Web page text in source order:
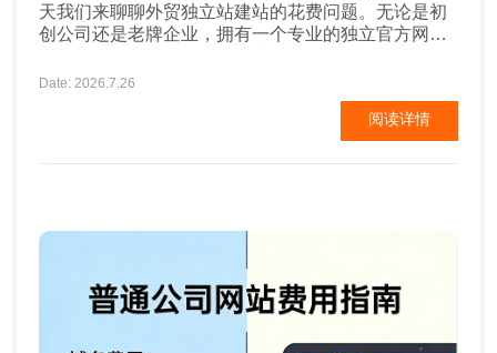
天我们来聊聊外贸独立站建站的花费问题。无论是初
创公司还是老牌企业，拥有一个专业的独立官方网站
心，我来给你详细解析一下！💸 域名注册费用 首
先，你得有个域名，也就是你的网址。常见的域名后
缀有.com、.cn等，每年费用大约在几十元至几百元
Date: 2026.7.26
阅读详情